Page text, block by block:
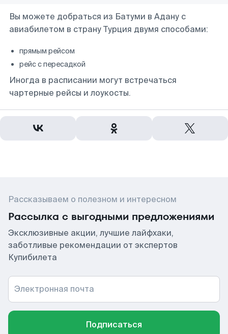
Вы можете добраться из Батуми в Адану с
авиабилетом в страну Турция двумя способами:
прямым рейсом
рейс с пересадкой
Иногда в расписании могут встречаться
чартерные рейсы и лоукосты.
Рассказываем о полезном и интересном
Рассылка с выгодными предложениями
Эксклюзивные акции, лучшие лайфхаки,
заботливые рекомендации от экспертов
Купибилета
Электронная почта
Подписаться